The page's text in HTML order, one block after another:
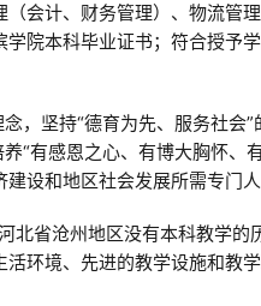
会计、财务管理）、物流管
院本科毕业证书；符合授予
坚持“德育为先、服务社会”
“有感恩之心、有博大胸怀、
设和地区社会发展所需专门人
省沧州地区没有本科教学的
环境、先进的教学设施和教